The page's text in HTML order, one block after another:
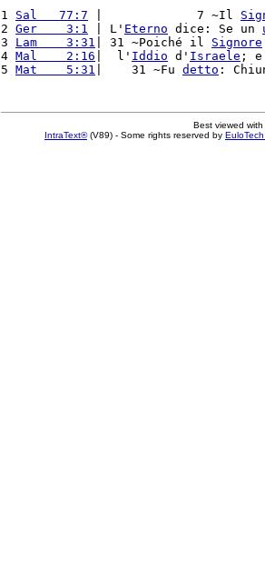
1 Sal   77:7 |             7 ~Il
2 Ger    3:1 | L' Eterno dice: Se un
3 Lam    3:31 | 31 ~Poiché il Signore
4 Mal    2:16 |  l' Iddio d' Israele ;
5 Mat    5:31 |    31 ~Fu detto :
Best viewed
IntraText®(V89) - Some rights reserved by EuloTech